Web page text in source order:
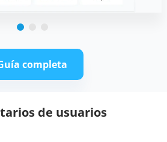
completa
de usuarios